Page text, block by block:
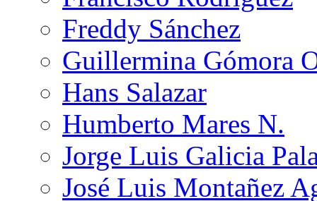
Freddy Sánchez
Guillermina Gómora
Hans Salazar
Humberto Mares N.
Jorge Luis Galicia
José Luis Montañez